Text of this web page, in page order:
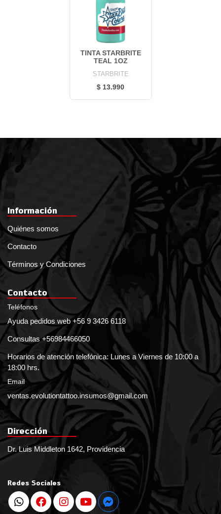
TINTA STARBRITE
TEAL 1OZ
STARBRITE
$ 13.990
Información
Quiénes somos
Contacto
Términos y Condiciones
Contacto
Teléfonos
Ayuda pedidos web +56 9 3426 6118
Consultas +56984466050
Horarios de atención telefónica: Lunes a Viernes de 10:00 a
18:00 hrs.
Email
ventas.evolutiontattoo.insumos@gmail.com
Dirección
Dr. Luis Middleton 1642, Providencia
Redes Sociales